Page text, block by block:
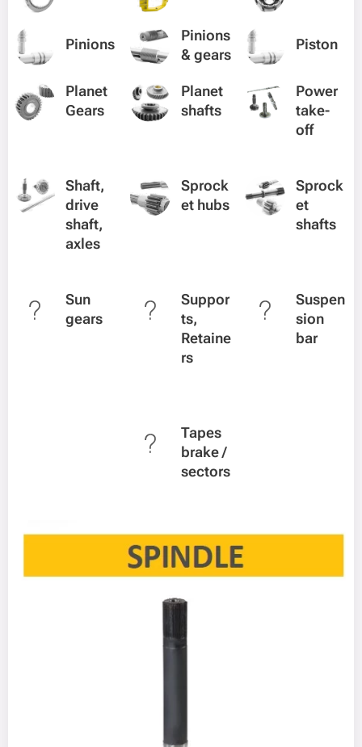
Pinions
Pinions
& gears
Piston
Planet
Gears
Planet
shafts
Power
take-
off
Shaft,
drive
shaft,
axles
Sprock
et hubs
Sprock
et
shafts
Sun
gears
Suppor
ts,
Retaine
rs
Suspen
sion
bar
Tapes
brake /
sectors